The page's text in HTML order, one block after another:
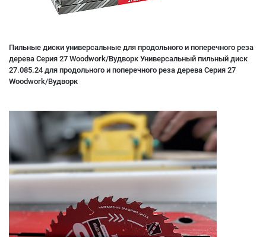
Пильные диски универсальные для продольного и поперечного реза
дерева Серия 27 Woodwork/Вудворк Универсальный пильный диск
27.085.24 для продольного и поперечного реза дерева Серия 27
Woodwork/Вудворк